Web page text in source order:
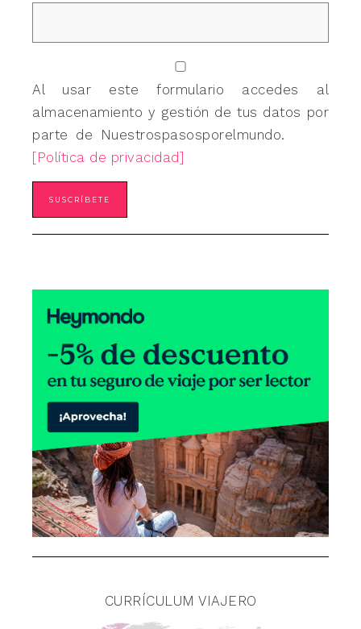
Al usar este formulario accedes al
almacenamiento y gestión de tus datos por
parte de Nuestrospasosporelmundo.
[Política de privacidad]
CURRÍCULUM VIAJERO